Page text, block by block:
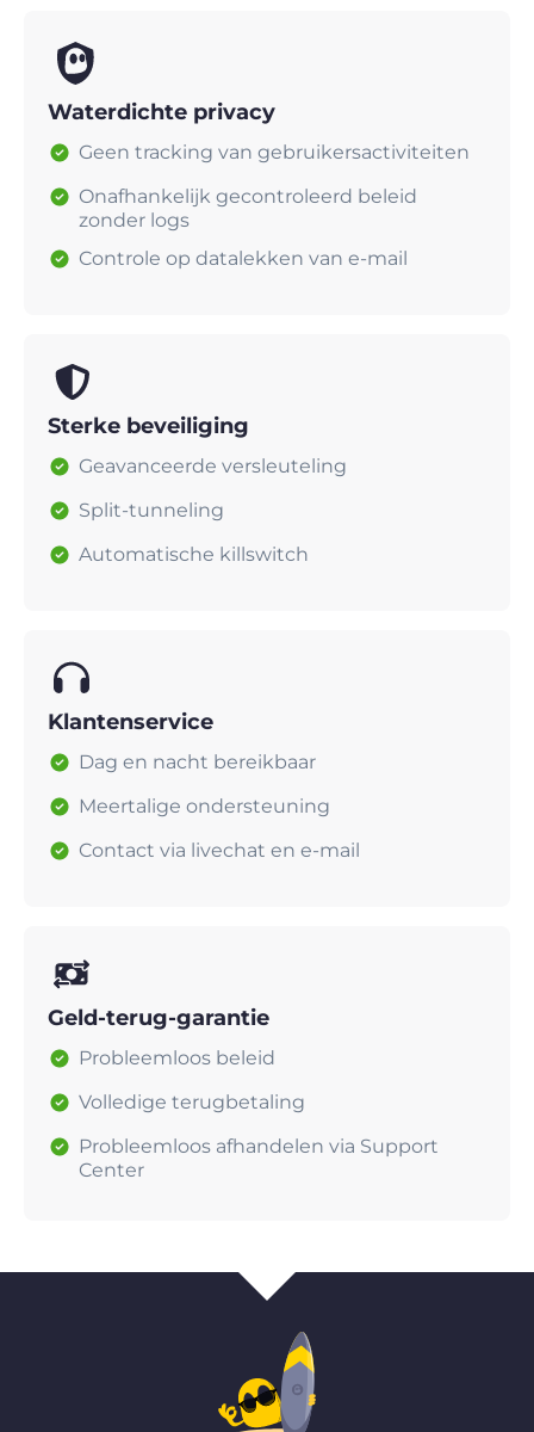
Waterdichte privacy
Geen tracking van gebruikersactiviteiten
Onafhankelijk gecontroleerd beleid
zonder logs
Controle op datalekken van e-mail
Sterke beveiliging
Geavanceerde versleuteling
Split-tunneling
Automatische killswitch
Klantenservice
Dag en nacht bereikbaar
Meertalige ondersteuning
Contact via livechat en e-mail
Geld-terug-garantie
Probleemloos beleid
Volledige terugbetaling
Probleemloos afhandelen via Support
Center